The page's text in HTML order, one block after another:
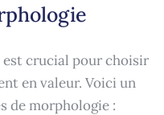
crucial pour choisir
en valeur. Voici un
de morphologie :